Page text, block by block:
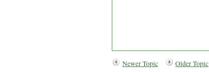
Newer Topic Older Topic